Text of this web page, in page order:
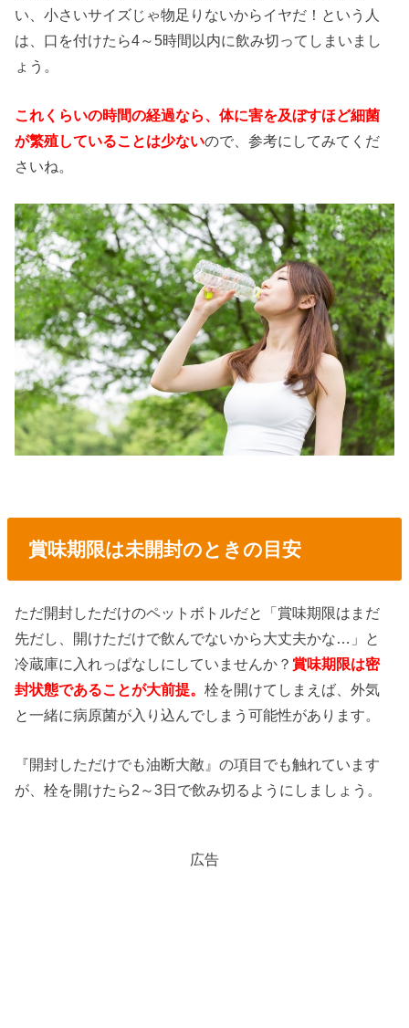
い、小さいサイズじゃ物足りないからイヤだ！という人
は、口を付けたら4～5時間以内に飲み切ってしまいまし
ょう。
これくらいの時間の経過なら、体に害を及ぼすほど細菌
が繁殖していることは少ないので、参考にしてみてくだ
さいね。
賞味期限は未開封のときの目安
ただ開封しただけのペットボトルだと「賞味期限はまだ
先だし、開けただけで飲んでないから大丈夫かな…」と
冷蔵庫に入れっぱなしにしていませんか？ 賞味期限は密
封状態であることが大前提。栓を開けてしまえば、外気
と一緒に病原菌が入り込んでしまう可能性があります。
『開封しただけでも油断大敵』の項目でも触れています
が、栓を開けたら2～3日で飲み切るようにしましょう。
広告